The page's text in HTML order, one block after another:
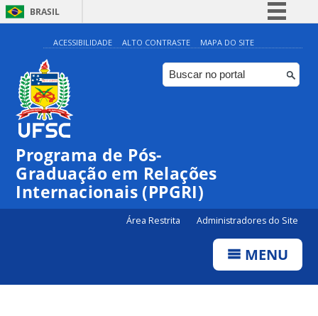
BRASIL
Simplifique!
Comunica BR
Participe
ACESSIBILIDADE ALTO CONTRASTE MAPA DO SITE
Programa de Pós-
Graduação em Relações
Internacionais (PPGRI)
Área Restrita Administradores do Site
MENU